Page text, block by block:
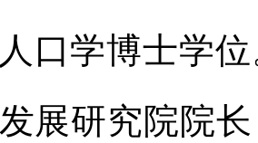
口学博士学
展研究院院